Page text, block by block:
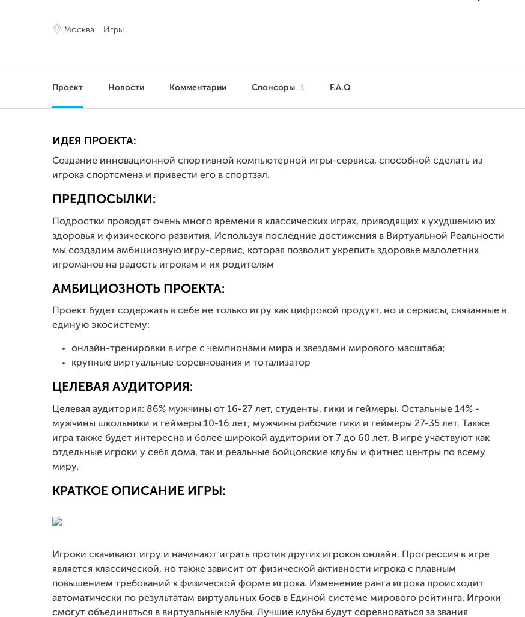
Москва Игры
Проект Новости Комментарии Спонсоры 1 F.A.Q
ИДЕЯ ПРОЕКТА:
Создание инновационной спортивной компьютерной игры-сервиса, способной сделать из
игрока спортсмена и привести его в спортзал.
ПРЕДПОСЫЛКИ:
Подростки проводят очень много времени в классических играх, приводящих к ухудшению их
здоровья и физического развития. Используя последние достижения в Виртуальной Реальности
мы создадим амбициозную игру-сервис, которая позволит укрепить здоровье малолетних
игроманов на радость игрокам и их родителям
АМБИЦИОЗНОТЬ ПРОЕКТА:
Проект будет содержать в себе не только игру как цифровой продукт, но и сервисы, связанные в
единую экосистему:
онлайн-тренировки в игре с чемпионами мира и звездами мирового масштаба;
крупные виртуальные соревнования и тотализатор
ЦЕЛЕВАЯ АУДИТОРИЯ:
Целевая аудитория: 86% мужчины от 16-27 лет, студенты, гики и геймеры. Остальные 14% -
мужчины школьники и геймеры 10-16 лет; мужчины рабочие гики и геймеры 27-35 лет. Также
игра также будет интересна и более широкой аудитории от 7 до 60 лет. В игре участвуют как
отдельные игроки у себя дома, так и реальные бойцовские клубы и фитнес центры по всему
миру.
КРАТКОЕ ОПИСАНИЕ ИГРЫ:
Игроки скачивают игру и начинают играть против других игроков онлайн. Прогрессия в игре
является классической, но также зависит от физической активности игрока с плавным
повышением требований к физической форме игрока. Изменение ранга игрока происходит
автоматически по результатам виртуальных боев в Единой системе мирового рейтинга. Игроки
смогут объединяться в виртуальные клубы. Лучшие клубы будут соревноваться за звания